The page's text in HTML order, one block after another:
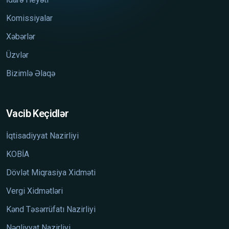
Komissiyalar
Xəbərlər
Üzvlər
Bizimlə Əlaqə
Vacib Keçidlər
İqtisadiyyat Nazirliyi
KOBİA
Dövlət Miqrasiya Xidməti
Vergi Xidmətləri
Kənd Təsərrüfatı Nazirliyi